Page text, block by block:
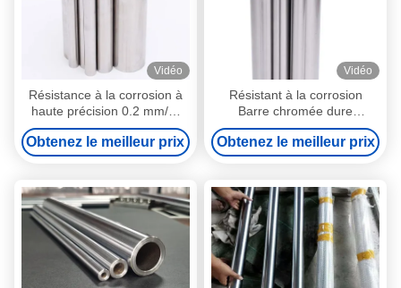
Vidéo
Résistance à la corrosion à
haute précision 0.2 mm/M
Droiteur
Obtenez le meilleur prix
Vidéo
Résistant à la corrosion
Barre chromée dure
personnalisée 0.2 mm/M
Droiteur
Obtenez le meilleur prix